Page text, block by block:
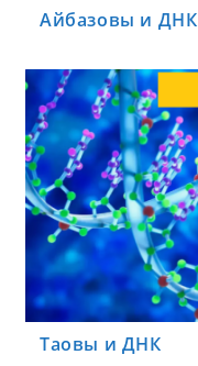
Айбазовы и ДНК
Таовы и ДНК